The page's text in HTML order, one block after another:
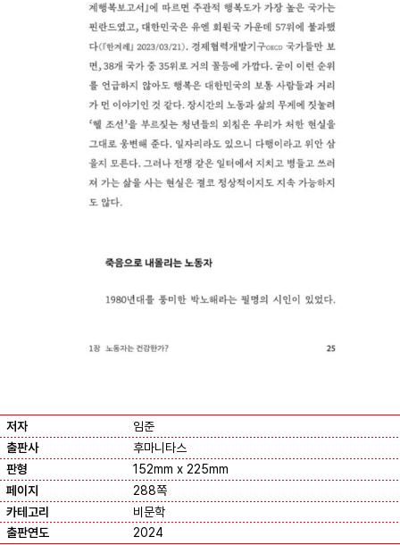
저자
임준
출판사
후마니타스
판형
152mm x 225mm
페이지
288쪽
카테고리
비문학
출판연도
2024